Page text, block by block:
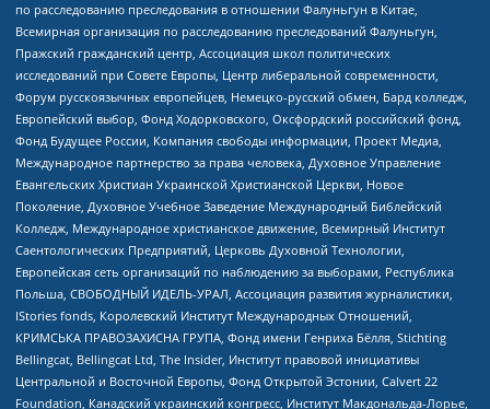
по расследованию преследования в отношении Фалуньгун в Китае,
Всемирная организация по расследованию преследований Фалуньгун,
Пражский гражданский центр, Ассоциация школ политических
исследований при Совете Европы, Центр либеральной современности,
Форум русскоязычных европейцев, Немецко-русский обмен, Бард колледж,
Европейский выбор, Фонд Ходорковского, Оксфордский российский фонд,
Фонд Будущее России, Компания свободы информации, Проект Медиа,
Международное партнерство за права человека, Духовное Управление
Евангельских Христиан Украинской Христианской Церкви, Новое
Поколение, Духовное Учебное Заведение Международный Библейский
Колледж, Международное христианское движение, Всемирный Институт
Саентологических Предприятий, Церковь Духовной Технологии,
Европейская сеть организаций по наблюдению за выборами, Республика
Польша, СВОБОДНЫЙ ИДЕЛЬ-УРАЛ, Ассоциация развития журналистики,
IStories fonds, Королевский Институт Международных Отношений,
КРИМСЬКА ПРАВОЗАХИСНА ГРУПА, Фонд имени Генриха Бёлля, Stichting
Bellingcat, Bellingcat Ltd, The Insider, Институт правовой инициативы
Центральной и Восточной Европы, Фонд Открытой Эстонии, Calvert 22
Foundation, Канадский украинский конгресс, Институт Макдональда-Лорье,